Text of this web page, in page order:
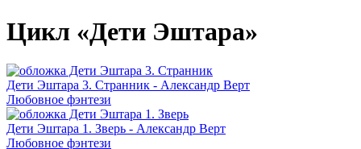
Цикл «Дети Эштара»
Дети Эштара 3. Странник - Александр Верт
Любовное фэнтези
Дети Эштара 1. Зверь - Александр Верт
Любовное фэнтези